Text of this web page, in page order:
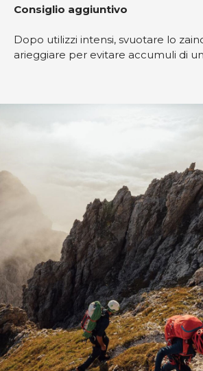
Consiglio aggiuntivo
Dopo utilizzi intensi, svuotare lo
arieggiare per evitare accumuli di